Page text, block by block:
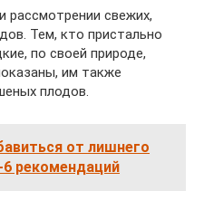
рассмотрении свежих,
Тем, кто пристально
по своей природе,
им также
плодов.
от лишнего
рекомендаций